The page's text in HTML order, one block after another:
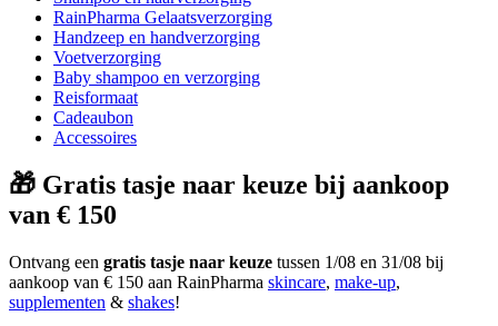
RainPharma Gelaatsverzorging
Handzeep en handverzorging
Voetverzorging
Baby shampoo en verzorging
Reisformaat
Cadeaubon
Accessoires
🎁 Gratis tasje naar keuze bij aankoop
van € 150
Ontvang een gratis tasje naar keuze tussen 1/08 en 31/08 bij
aankoop van € 150 aan RainPharma skincare, make-up,
supplementen & shakes!